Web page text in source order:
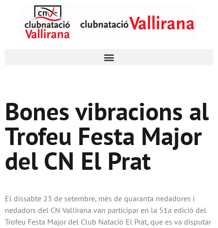
Bones vibracions al
Trofeu Festa Major
del CN El Prat
El dissabte 23 de setembre, més de quaranta nedadores i
nedadors del CN Vallirana van participar en la 51a edició del
Trofeu Festa Major del Club Natació El Prat, que es va disputar